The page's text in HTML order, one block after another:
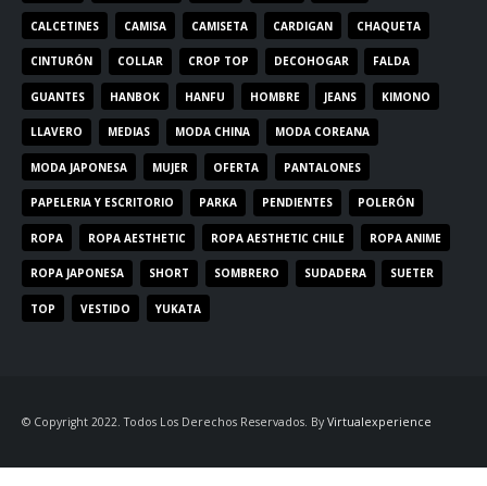
CALCETINES CAMISA CAMISETA CARDIGAN CHAQUETA
CINTURÓN COLLAR CROP TOP DECOHOGAR FALDA
GUANTES HANBOK HANFU HOMBRE JEANS KIMONO
LLAVERO MEDIAS MODA CHINA MODA COREANA
MODA JAPONESA MUJER OFERTA PANTALONES
PAPELERIA Y ESCRITORIO PARKA PENDIENTES POLERÓN
ROPA ROPA AESTHETIC ROPA AESTHETIC CHILE ROPA ANIME
ROPA JAPONESA SHORT SOMBRERO SUDADERA SUETER
TOP VESTIDO YUKATA
© Copyright 2022. Todos Los Derechos Reservados. By Virtualexperience